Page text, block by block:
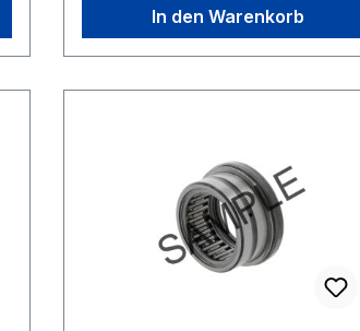
In den Warenkorb